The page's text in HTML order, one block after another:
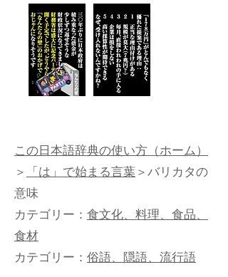
この日本語辞典の使い方（ホーム）
＞「は」で始まる言葉＞バリカタの
意味
カテゴリー： 食文化、料理、食品、
食材
カテゴリー： 俗語、隠語、流行語